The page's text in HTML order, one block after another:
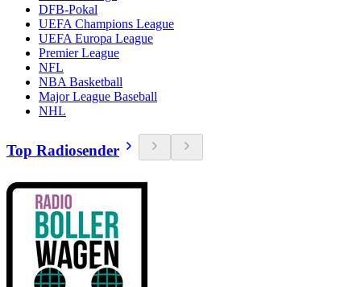
DFB-Pokal
UEFA Champions League
UEFA Europa League
Premier League
NFL
NBA Basketball
Major League Baseball
NHL
Top Radiosender